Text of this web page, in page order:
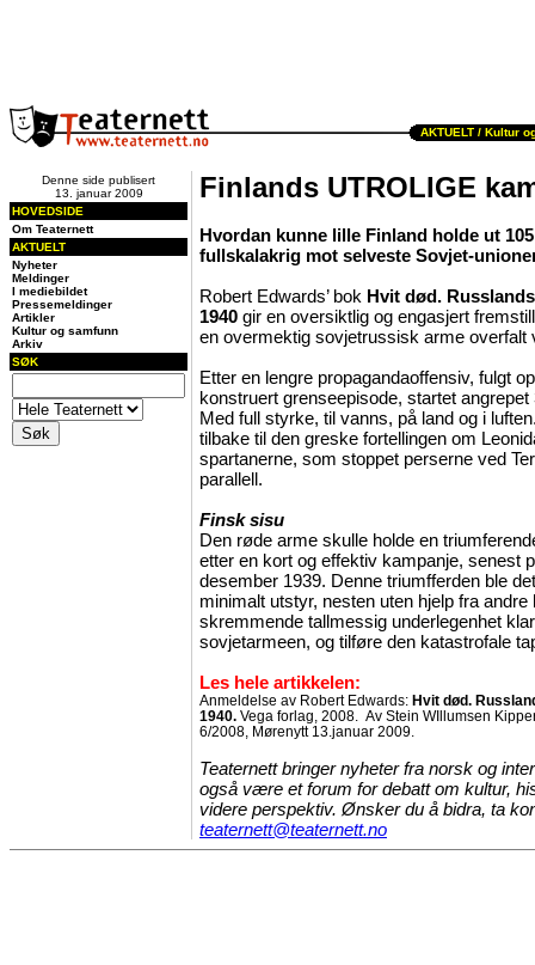
AKTUELT / Kultur
Denne side publisert
13. januar 2009
HOVEDSIDE
Om Teaternett
AKTUELT
Nyheter
Meldinger
I mediebildet
Pressemeldinger
Artikler
Kultur og samfunn
Arkiv
SØK
Finlands UTROLIGE
Hvordan kunne lille Finland holde ut
fullskalakrig mot selveste Sovjet-
Robert Edwards’ bok Hvit død.
1940 gir en oversiktlig og engasjert
en overmektig sovjetrussisk arme overfalt
Etter en lengre propagandaoffensiv, fulgt
konstruert grenseepisode, startet
Med full styrke, til vanns, på land og i
tilbake til den greske fortellingen om
spartanerne, som stoppet perserne ved
parallell.
Finsk sisu
Den røde arme skulle holde en
etter en kort og effektiv kampanje, senest
desember 1939. Denne triumfferden ble
minimalt utstyr, nesten uten hjelp fra andre
skremmende tallmessig underlegenhet
sovjetarmeen, og tilføre den katastrofale
Les hele artikkelen:
Anmeldelse av Robert Edwards: Hvit død.
1940. Vega forlag, 2008.
Av Stein WIllumsen
6/2008, Mørenytt 13.januar 2009.
Teaternett bringer nyheter fra norsk og
også være et forum for debatt om kultur,
videre perspektiv. Ønsker du å bidra, ta
teaternett@teaternett.no